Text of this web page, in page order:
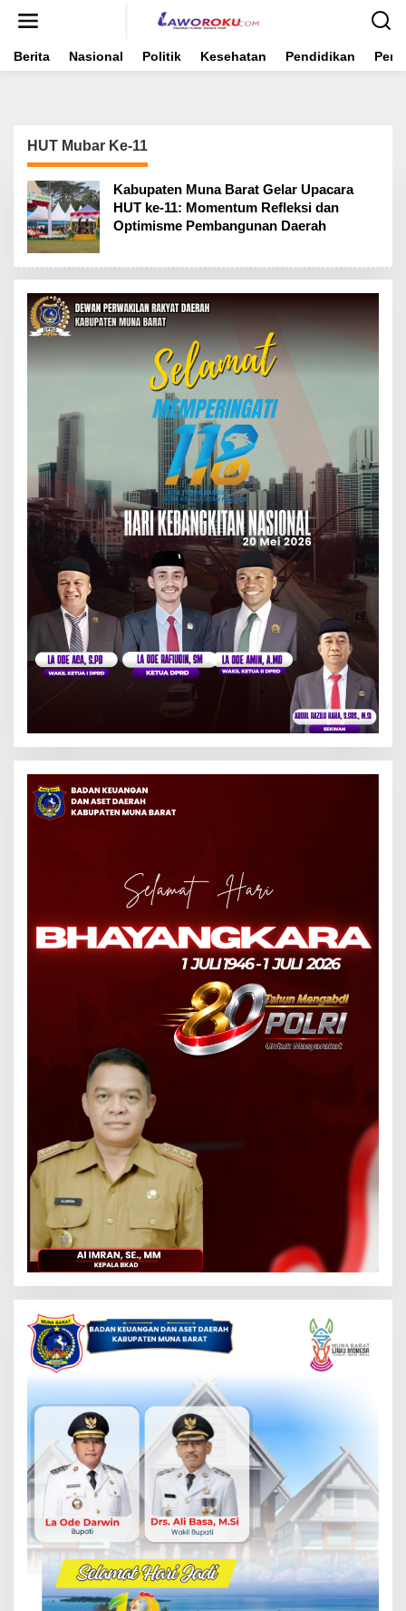
Berita Nasional Politik Kesehatan Pendidikan
HUT Mubar Ke-11
Kabupaten Muna Barat Gelar Upacara
HUT ke-11: Momentum Refleksi dan
Optimisme Pembangunan Daerah